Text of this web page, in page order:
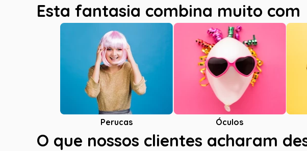
Esta fantasia combina muito com
Perucas Óculos
O que nossos clientes acharam